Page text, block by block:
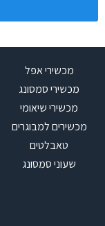
מכשירי אפל
מכשירי סמסונג
מכשירי שיאומי
מכשירים למבוגרים
טאבלטים
שעוני סמסונג